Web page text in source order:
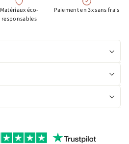
Matériaux éco-
responsables
Paiement en 3x sans frais